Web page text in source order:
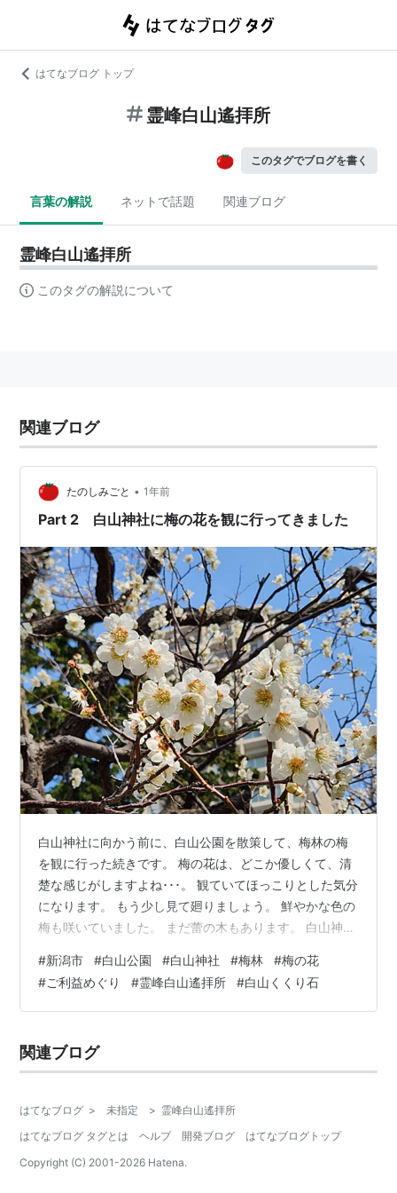
はてなブログ トップ
霊峰白山遙拝所
このタグでブログを書く
言葉の解説 ネットで話題 関連ブログ
霊峰白山遙拝所
このタグの解説について
関連ブログ
たのしみごと • 1年前
Part 2 白山神社に梅の花を観に行ってきました
白山神社に向かう前に、白山公園を散策して、梅林の梅
を観に行った続きです。 梅の花は、どこか優しくて、清
楚な感じがしますよね･･･。 観ていてほっこりとした気分
になります。 もう少し見て廻りましょう。 鮮やかな色の
梅も咲いていました。 まだ蕾の木もあります。 白山神社
を堪能したので、白山神社に向かいます。 石の鳥居の続
く参道を歩きます。 参道には、赤い備前焼の狛犬が鎮座
しています。 この備前焼の狛犬は、瀬戸内から運ばれ、
たもので、現存する日本で一番大きな備前焼の狛犬と言
わ れています。 少…
#新潟市 #白山公園 #白山神社 #梅林 #梅の花
#ご利益めぐり #霊峰白山遙拝所 #白山くくり石
関連ブログ
はてなブログ > 未指定 > 霊峰白山遙拝所
はてなブログ タグとは
ヘルプ 開発ブログ
はてなブログトップ
Copyright (C) 2001-2026 Hatena.